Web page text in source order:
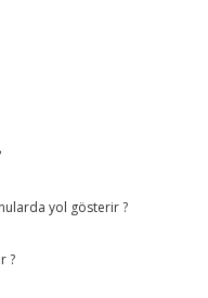
yol gösterir ?
?